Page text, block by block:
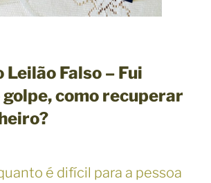
Leilão Falso – Fui
como recuperar
é difícil para a pessoa